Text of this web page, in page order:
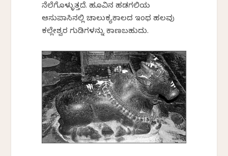
ನೆಲೆಗೊಳ್ಳುತ್ತದೆ. ಹೂವಿನ ಹಡಗಲಿಯ
ಆಸುಪಾಸಿನಲ್ಲಿ ಚಾಲುಕ್ಯಕಾಲದ ಇಂಥ ಹಲವು
ಕಲ್ಲೇಶ್ವರ ಗುಡಿಗಳನ್ನು ಕಾಣಬಹುದು.